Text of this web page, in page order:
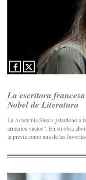
La escritora
Nobel de Literatura
La Academia Sueca galardonó a
armarios vacíos". En su obra
la previa como una de las